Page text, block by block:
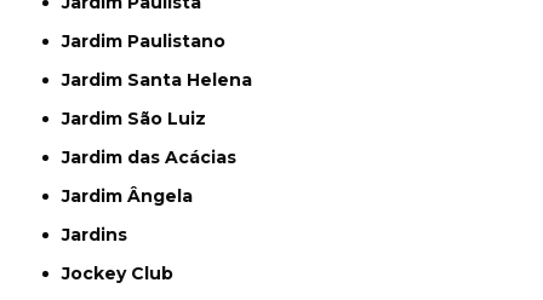
Jardim Paulistano
Jardim Santa Helena
Jardim São Luiz
Jardim das Acácias
Jardim Ângela
Jardins
Jockey Club